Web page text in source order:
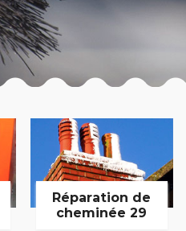
Réparation de
cheminée 29